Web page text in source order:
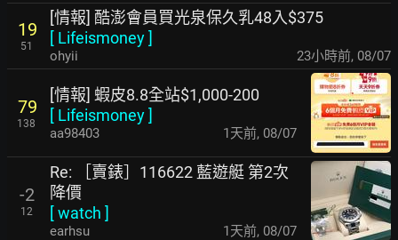
19
51
[情報] 酷澎會員買光泉保久乳48入$375
[ Lifeismoney]
ohyii 23小時前, 08/07
79
138
[情報] 蝦皮8.8全站$1,000-200
[ Lifeismoney]
aa98403 1天前, 08/07
-2
12
Re: ［賣錶］116622 藍遊艇 第2次
降價
[watch ]
earhsu 1天前, 08/07